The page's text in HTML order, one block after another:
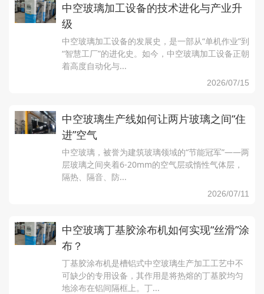
中空玻璃加工设备的技术进化与产业升
级
中空玻璃加工设备的发展史，是一部从“单机作业”到
“智慧工厂”的进化史。如今，中空玻璃加工设备正朝
着高度自动化与...
2026/07/15
中空玻璃生产线如何让两片玻璃之间“住
进”空气
中空玻璃，被誉为建筑玻璃领域的“节能冠军”——两
层玻璃之间夹着6-20mm的空气层或惰性气体层，
隔热、隔音、防...
2026/07/11
中空玻璃丁基胶涂布机如何实现“丝滑”涂
布？
丁基胶涂布机是槽铝式中空玻璃生产加工工艺中不
可缺少的专用设备，其作用是将热熔的丁基胶均匀
地涂布在铝间隔框上。丁...